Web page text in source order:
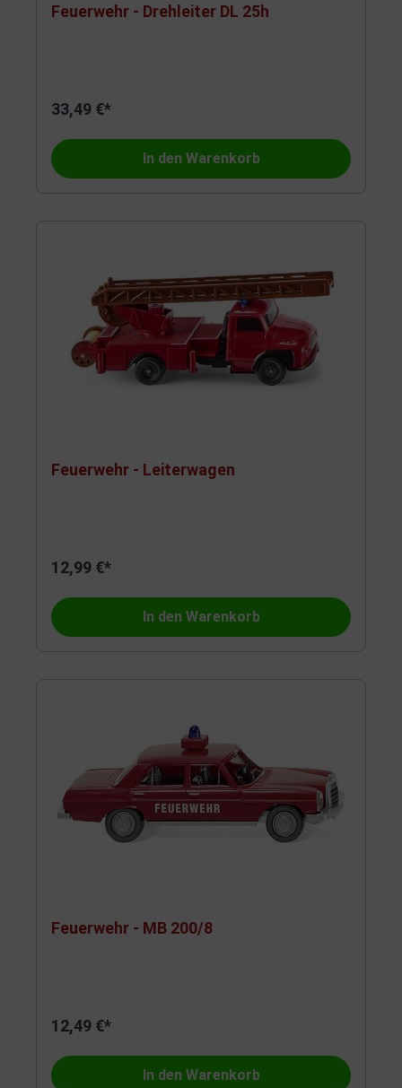
Feuerwehr - Drehleiter DL 25h
33,49 €*
In den Warenkorb
Feuerwehr - Leiterwagen
12,99 €*
In den Warenkorb
Feuerwehr - MB 200/8
12,49 €*
In den Warenkorb